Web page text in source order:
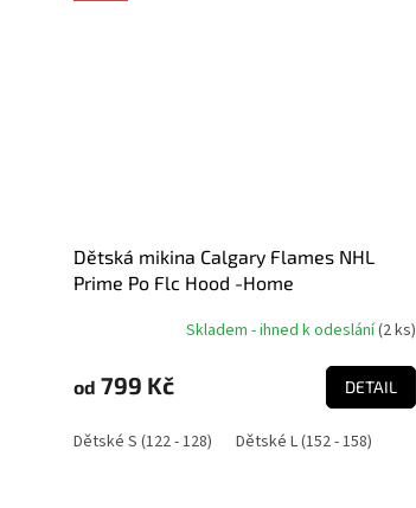
Dětská mikina Calgary Flames NHL
Prime Po Flc Hood -Home
Skladem - ihned k odeslání(2 ks)
od 799 Kč DETAIL
Dětské S (122 - 128) Dětské L (152 - 158)